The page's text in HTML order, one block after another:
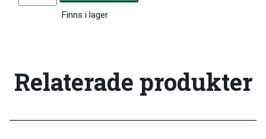
Finns i lager
Relaterade produkter